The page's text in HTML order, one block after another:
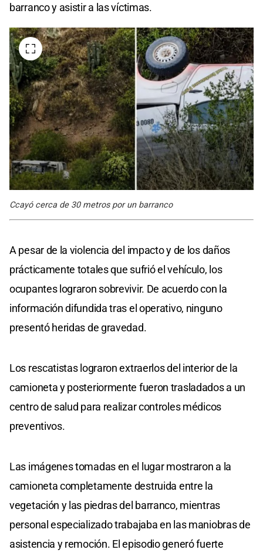
barranco y asistir a las víctimas.
Ccayó cerca de 30 metros por un barranco
A pesar de la violencia del impacto y de los daños
prácticamente totales que sufrió el vehículo, los
ocupantes lograron sobrevivir. De acuerdo con la
información difundida tras el operativo, ninguno
presentó heridas de gravedad.
Los rescatistas lograron extraerlos del interior de la
camioneta y posteriormente fueron trasladados a un
centro de salud para realizar controles médicos
preventivos.
Las imágenes tomadas en el lugar mostraron a la
camioneta completamente destruida entre la
vegetación y las piedras del barranco, mientras
personal especializado trabajaba en las maniobras de
asistencia y remoción. El episodio generó fuerte